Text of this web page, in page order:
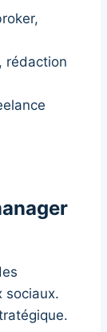
rédaction
sociaux.